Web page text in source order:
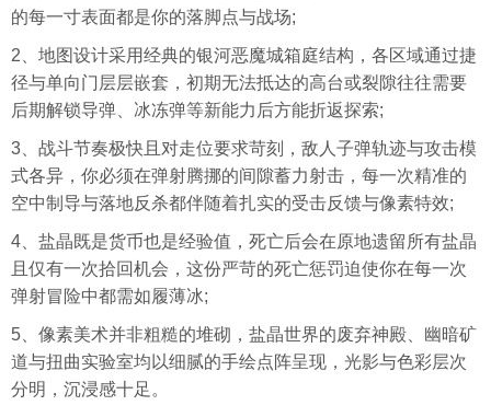
的每一寸表面都是你的落脚点与战场;
2、地图设计采用经典的银河恶魔城箱庭结构，各区域通过捷
径与单向门层层嵌套，初期无法抵达的高台或裂隙往往需要
后期解锁导弹、冰冻弹等新能力后方能折返探索;
3、战斗节奏极快且对走位要求苛刻，敌人子弹轨迹与攻击模
式各异，你必须在弹射腾挪的间隙蓄力射击，每一次精准的
空中制导与落地反杀都伴随着扎实的受击反馈与像素特效;
4、盐晶既是货币也是经验值，死亡后会在原地遗留所有盐晶
且仅有一次拾回机会，这份严苛的死亡惩罚迫使你在每一次
弹射冒险中都需如履薄冰;
5、像素美术并非粗糙的堆砌，盐晶世界的废弃神殿、幽暗矿
道与扭曲实验室均以细腻的手绘点阵呈现，光影与色彩层次
分明，沉浸感十足。